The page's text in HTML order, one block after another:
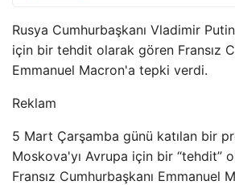
Rusya Cumhurbaşkanı Vladimir
için bir tehdit olarak gören Fransız
Emmanuel Macron'a tepki verdi.
Reklam
5 Mart Çarşamba günü katılan bir
Moskova'yı Avrupa için bir “tehdit”
Fransız Cumhurbaşkanı Emmanuel